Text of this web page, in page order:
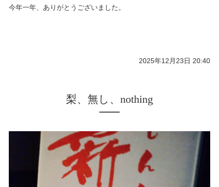
今年一年、ありがとうございました。
2025年12月23日 20:40
梨、無し、nothing